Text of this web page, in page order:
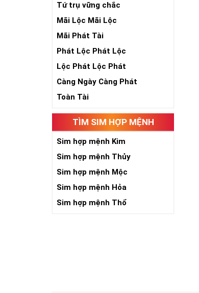
Tứ trụ vững chắc
Mãi Lộc Mãi Lộc
Mãi Phát Tài
Phát Lộc Phát Lộc
Lộc Phát Lộc Phát
Càng Ngày Càng Phát
Toàn Tài
TÌM SIM HỢP MỆNH
Sim hợp mệnh Kim
Sim hợp mệnh Thủy
Sim hợp mệnh Mộc
Sim hợp mệnh Hỏa
Sim hợp mệnh Thổ